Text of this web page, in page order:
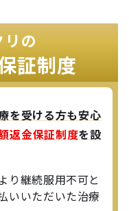
リの
証制度
を受ける方も安心
返金保証制度を設
り継続服用不可と
いいただいた治療